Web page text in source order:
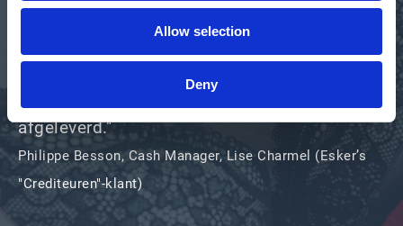
Allow selection
Deny
factuur traceerbaar is en snel wordt
afgeleverd."​
Philippe Besson, Cash Manager, Lise Charmel (Esker’s
"Crediteuren"-klant)